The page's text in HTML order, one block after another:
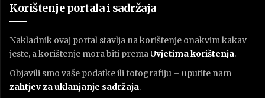
Korištenje portala i sadržaja
Nakladnik ovaj portal stavlja na korištenje onakvim kakav
jeste, a korištenje mora biti premaUvjetima korištenja.
Objavili smo vaše podatke ili fotografiju – uputite nam
zahtjev za uklanjanje sadržaja.